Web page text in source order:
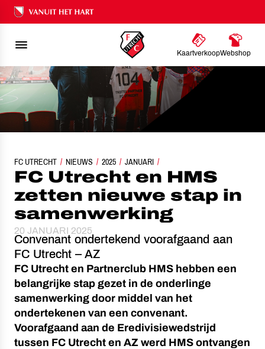
Ons nalatenschap
KaartverkoopWebshop
FC UTRECHT NIEUWS 2025 JANUARI
FC UTRECHT EN HMS ZETTEN NIEUWE STAP IN SAMENWERKING
FC Utrecht en HMS
zetten nieuwe stap in
samenwerking
20 JANUARI 2025
Convenant ondertekend voorafgaand aan
FC Utrecht – AZ
FC Utrecht en Partnerclub HMS hebben een
belangrijke stap gezet in de onderlinge
samenwerking door middel van het
ondertekenen van een convenant.
Voorafgaand aan de Eredivisiewedstrijd
tussen FC Utrecht en AZ werd HMS ontvangen